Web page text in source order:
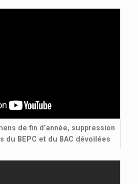
de fin d’année, suppression
du BEPC et du BAC dévoilées